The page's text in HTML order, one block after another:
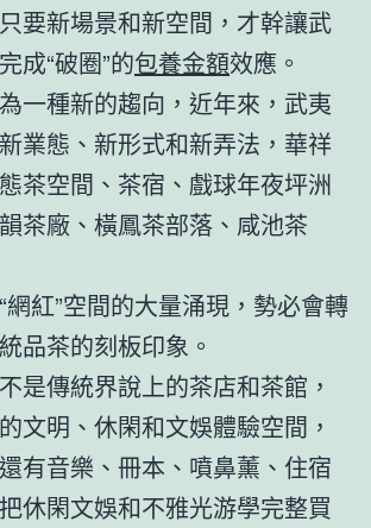
要新場景和新空間，才幹讓武
成“破圈”的包養金額效應。
一種新的趨向，近年來，武夷
業態、新形式和新弄法，華祥
茶空間、茶宿、戲球年夜坪洲
茶廠、橫鳳茶部落、咸池茶
網紅”空間的大量涌現，勢必會轉
品茶的刻板印象。
是傳統界說上的茶店和茶館，
文明、休閑和文娛體驗空間，
有音樂、冊本、噴鼻薰、住宿
休閑文娛和不雅光游學完整買